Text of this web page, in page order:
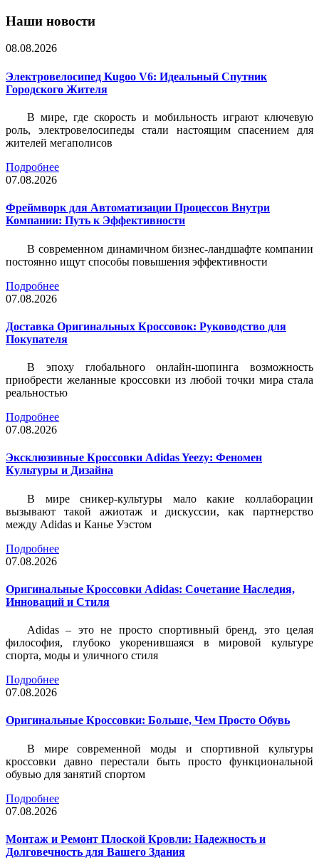
Наши новости
08.08.2026
Электровелосипед Kugoo V6: Идеальный Спутник
Городского Жителя
В мире, где скорость и мобильность играют ключевую
роль, электровелосипеды стали настоящим спасением для
жителей мегаполисов
Подробнее
07.08.2026
Фреймворк для Автоматизации Процессов Внутри
Компании: Путь к Эффективности
В современном динамичном бизнес-ландшафте компании
постоянно ищут способы повышения эффективности
Подробнее
07.08.2026
Доставка Оригинальных Кроссовок: Руководство для
Покупателя
В эпоху глобального онлайн-шопинга возможность
приобрести желанные кроссовки из любой точки мира стала
реальностью
Подробнее
07.08.2026
Эксклюзивные Кроссовки Adidas Yeezy: Феномен
Культуры и Дизайна
В мире сникер-культуры мало какие коллаборации
вызывают такой ажиотаж и дискуссии, как партнерство
между Adidas и Канье Уэстом
Подробнее
07.08.2026
Оригинальные Кроссовки Adidas: Сочетание Наследия,
Инноваций и Стиля
Adidas – это не просто спортивный бренд, это целая
философия, глубоко укоренившаяся в мировой культуре
спорта, моды и уличного стиля
Подробнее
07.08.2026
Оригинальные Кроссовки: Больше, Чем Просто Обувь
В мире современной моды и спортивной культуры
кроссовки давно перестали быть просто функциональной
обувью для занятий спортом
Подробнее
07.08.2026
Монтаж и Ремонт Плоской Кровли: Надежность и
Долговечность для Вашего Здания